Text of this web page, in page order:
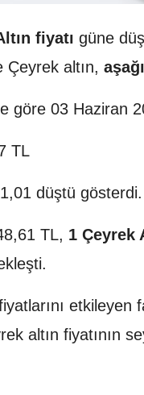
fiyatı güne
altın, aşağı
göre 03 Haziran
TL
düştü gösterdi.
TL, 1 Çeyrek
etkileyen
altın fiyatının